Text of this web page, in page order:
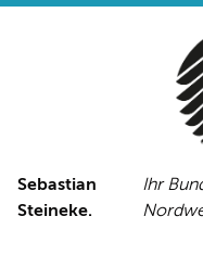
Sebastian
Steineke.
Ihr